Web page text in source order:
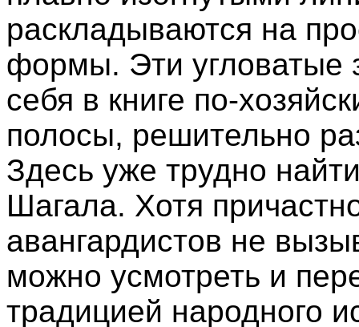
раскладываются на
формы. Эти угловатые
себя в книге по-
полосы, решительно
Здесь уже трудно
Шагала. Хотя
авангардистов не
можно усмотреть и
традицией народного